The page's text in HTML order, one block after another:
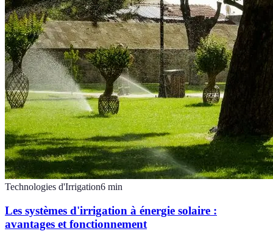
Technologies d'Irrigation6 min
Les systèmes d'irrigation à énergie solaire :
avantages et fonctionnement